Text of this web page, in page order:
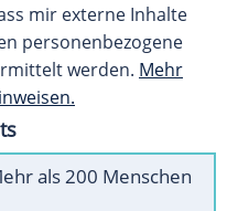
mir externe Inhalte
personenbezogene
werden. Mehr
als 200 Menschen